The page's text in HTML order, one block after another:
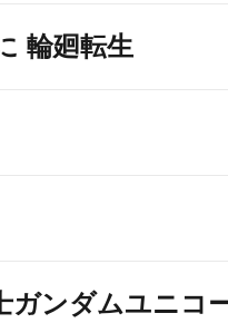
輪廻転生
ガンダムユニコ